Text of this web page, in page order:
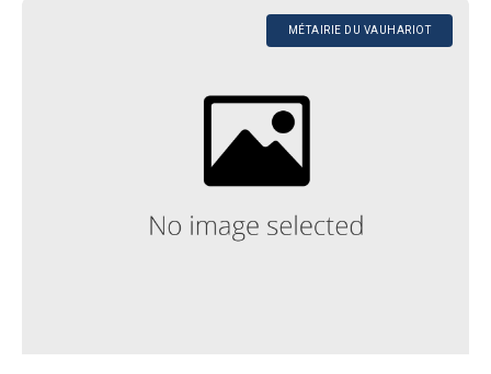
MÉTAIRIE DU VAUHARIOT